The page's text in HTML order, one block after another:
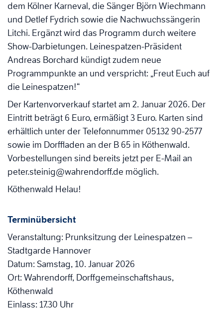
dem Kölner Karneval, die Sänger Björn Wiechmann
und Detlef Fydrich sowie die Nachwuchssängerin
Litchi. Ergänzt wird das Programm durch weitere
Show-Darbietungen. Leinespatzen-Präsident
Andreas Borchard kündigt zudem neue
Programmpunkte an und verspricht: „Freut Euch auf
die Leinespatzen!“
Der Kartenvorverkauf startet am 2. Januar 2026. Der
Eintritt beträgt 6 Euro, ermäßigt 3 Euro. Karten sind
erhältlich unter der Telefonnummer 05132 90-2577
sowie im Dorffladen an der B 65 in Köthenwald.
Vorbestellungen sind bereits jetzt per E-Mail an
peter.steinig@wahrendorff.de möglich.
Köthenwald Helau!
Terminübersicht
Veranstaltung: Prunksitzung der Leinespatzen –
Stadtgarde Hannover
Datum: Samstag, 10. Januar 2026
Ort: Wahrendorff, Dorffgemeinschaftshaus,
Köthenwald
Einlass: 17.30 Uhr